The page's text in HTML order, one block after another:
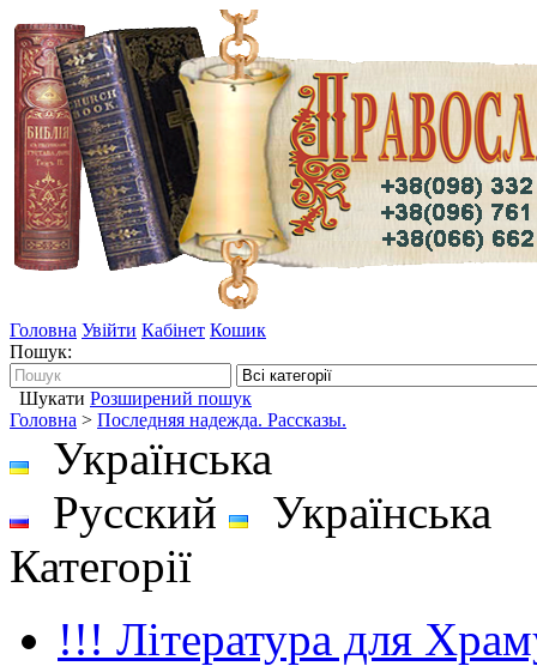
Головна Увійти Кабінет Кошик
Пошук:
Шукати Розширений пошук
Головна > Последняя надежда. Рассказы.
Українська
Русский
Українська
Категорії
!!! Література для